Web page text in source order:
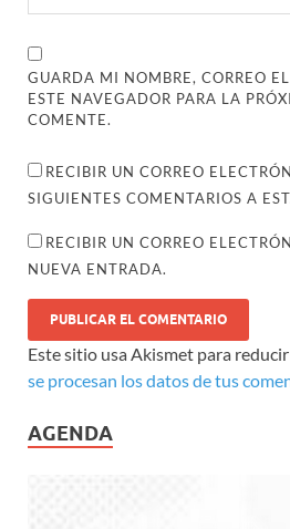
GUARDA MI NOMBRE, CORREO
ESTE NAVEGADOR PARA LA
COMENTE.
RECIBIR UN CORREO
SIGUIENTES COMENTARIOS A
RECIBIR UN CORREO
NUEVA ENTRADA.
Este sitio usa Akismet para reducir
se procesan los datos de tus
AGENDA